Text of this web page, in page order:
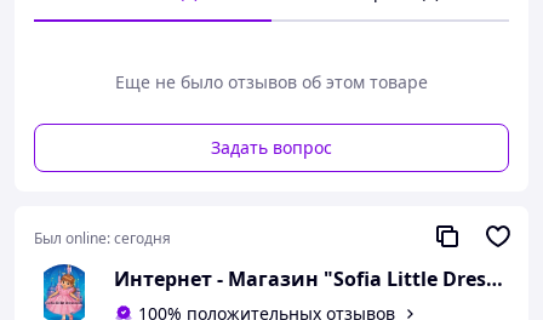
✨Достоинства модели:
• комфортная посадка без сковывания движений
• полуобхват груди - 31 см
🌞 Отличный выбор для стильного и яркого лета!
Еще не было отзывов об этом товаре
Задать вопрос
Был online:сегодня
Интернет - Магазин "Sofia Little Dress Kids"
100% положительных отзывов